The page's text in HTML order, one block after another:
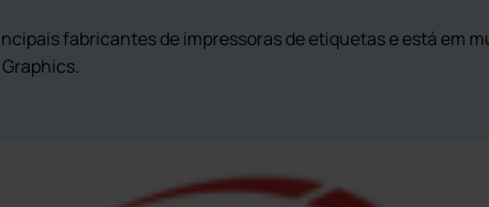
fabricantes de impressoras de etiquetas e está em